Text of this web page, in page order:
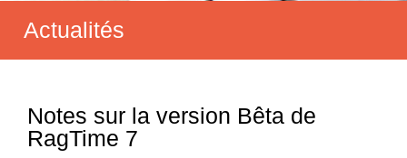
Actualités
Notes sur la version Bêta de
RagTime 7